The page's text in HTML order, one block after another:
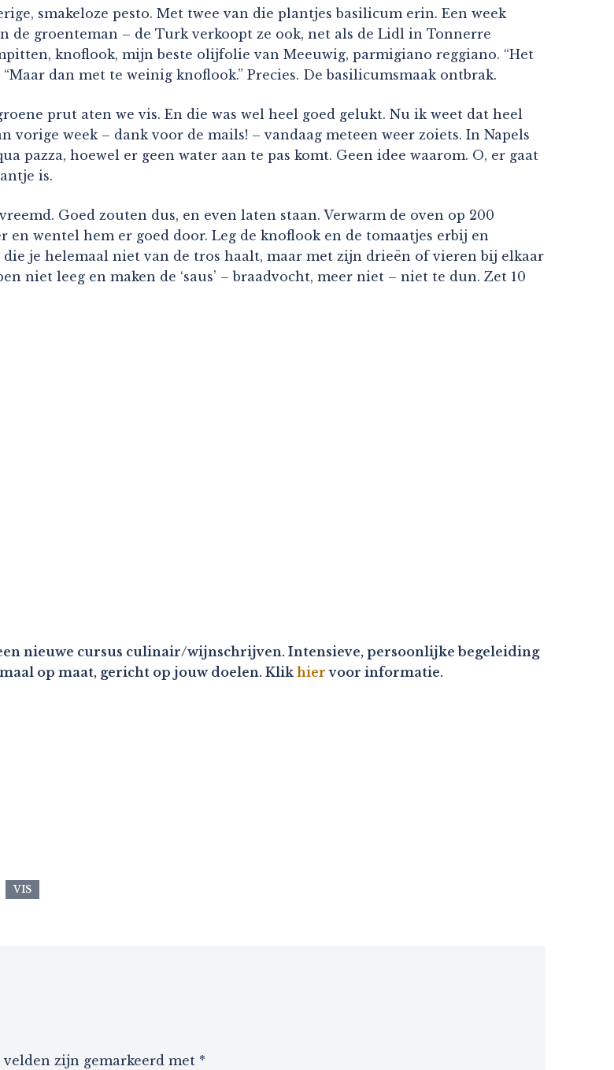
smakeloze pesto. Met twee van die plantjes basilicum erin. Een week
de groenteman – de Turk verkoopt ze ook, net als de Lidl in Tonnerre
knoflook, mijn beste olijfolie van Meeuwig, parmigiano reggiano. “Het
dan met te weinig knoflook.” Precies. De basilicumsmaak ontbrak.
prut aten we vis. En die was wel heel goed gelukt. Nu ik weet dat heel
week – dank voor de mails! – vandaag meteen weer zoiets. In Napels
pazza, hoewel er geen water aan te pas komt. Geen idee waarom. O, er gaat
is.
Goed zouten dus, en even laten staan. Verwarm de oven op 200
en wentel hem er goed door. Leg de knoflook en de tomaatjes erbij en
je helemaal niet van de tros haalt, maar met zijn drieën of vieren bij elkaar
niet leeg en maken de ‘saus’ – braadvocht, meer niet – niet te dun. Zet 10
nieuwe cursus culinair/wijnschrijven. Intensieve, persoonlijke begeleiding
op maat, gericht op jouw doelen. Klikhier voor informatie.
VIS
velden zijn gemarkeerd met *